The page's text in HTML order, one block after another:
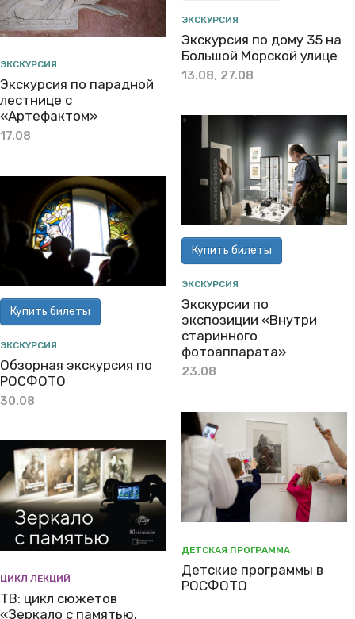
ЭКСКУРСИЯ
Экскурсия по дому 35 на
Большой Морской улице
13.08, 27.08
ЭКСКУРСИЯ
Экскурсия по парадной
лестнице с
«Артефактом»
17.08
Купить билеты
ЭКСКУРСИЯ
Экскурсии по
экспозиции «Внутри
старинного
фотоаппарата»
23.08
Купить билеты
ЭКСКУРСИЯ
Обзорная экскурсия по
РОСФОТО
30.08
ДЕТСКАЯ ПРОГРАММА
Детские программы в
РОСФОТО
ЦИКЛ ЛЕКЦИЙ
ТВ: цикл сюжетов
«Зеркало с памятью.